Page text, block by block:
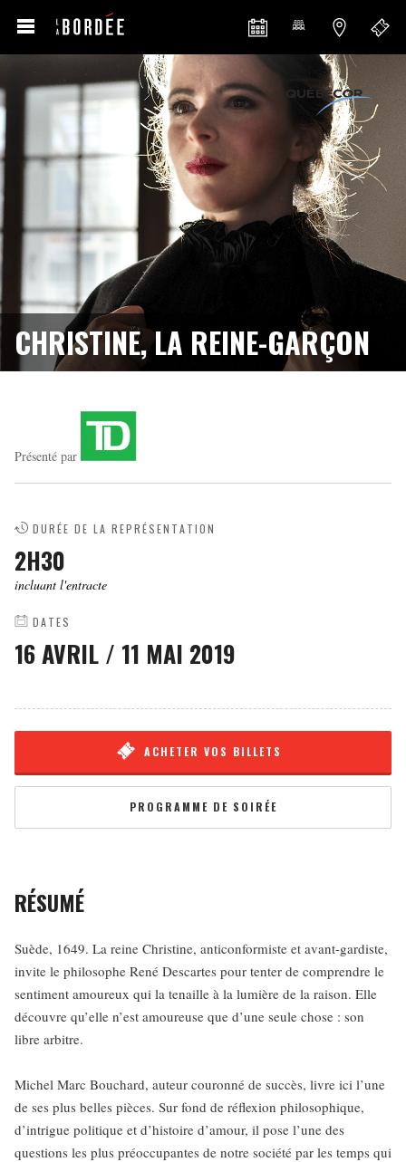
CHRISTINE, LA REINE-GARÇON
Présenté par
DURÉE DE LA REPRÉSENTATION
2H30
incluant l'entracte
DATES
16 AVRIL / 11 MAI 2019
ACHETER VOS BILLETS
PROGRAMME DE SOIRÉE
RÉSUMÉ
Suède, 1649. La reine Christine, anticonformiste et avant-gardiste,
invite le philosophe René Descartes pour tenter de comprendre le
sentiment amoureux qui la tenaille à la lumière de la raison. Elle
découvre qu’elle n’est amoureuse que d’une seule chose : son
libre arbitre.
Michel Marc Bouchard, auteur couronné de succès, livre ici l’une
de ses plus belles pièces. Sur fond de réflexion philosophique,
d’intrigue politique et d’histoire d’amour, il pose l’une des
questions les plus préoccupantes de notre société par les temps qui